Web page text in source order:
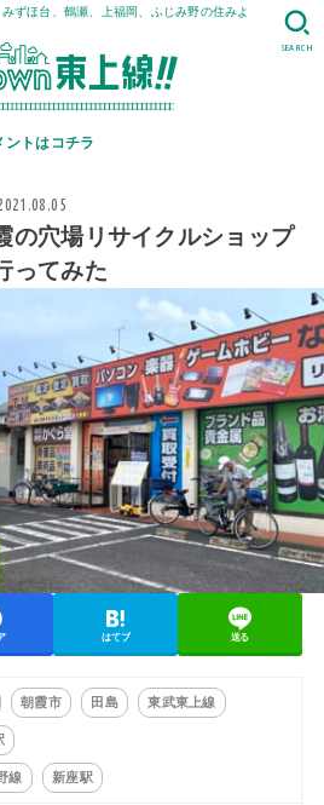
ずほ台、鶴瀬、上福岡、ふじみ野の住みよ
ントはコチラ
SEARCH
の穴場リサイクルショップ
ってみた
はてブ 送る
朝霞市 田島 東武東上線
線 新座駅